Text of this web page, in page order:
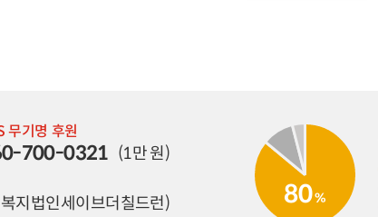
무기명 후원
700-0321 (1만 원)
지법인세이브더칠드런) 80%